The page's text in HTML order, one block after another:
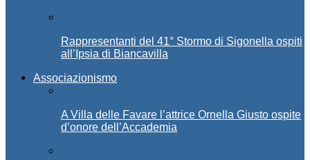
Rappresentanti del 41° Stormo di Sigonella ospiti
all’Ipsia di Biancavilla
Associazionismo
A Villa delle Favare l’attrice Ornella Giusto ospite
d’onore dell’Accademia